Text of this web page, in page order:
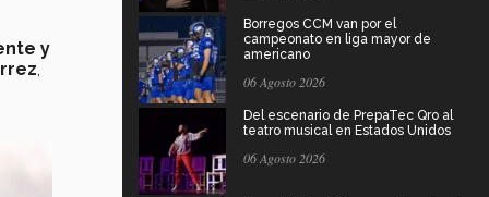
y
Borregos CCM van por el
campeonato en liga mayor de
americano
06 Agosto 2026
Del escenario de PrepaTec Qro al
teatro musical en Estados Unidos
06 Agosto 2026